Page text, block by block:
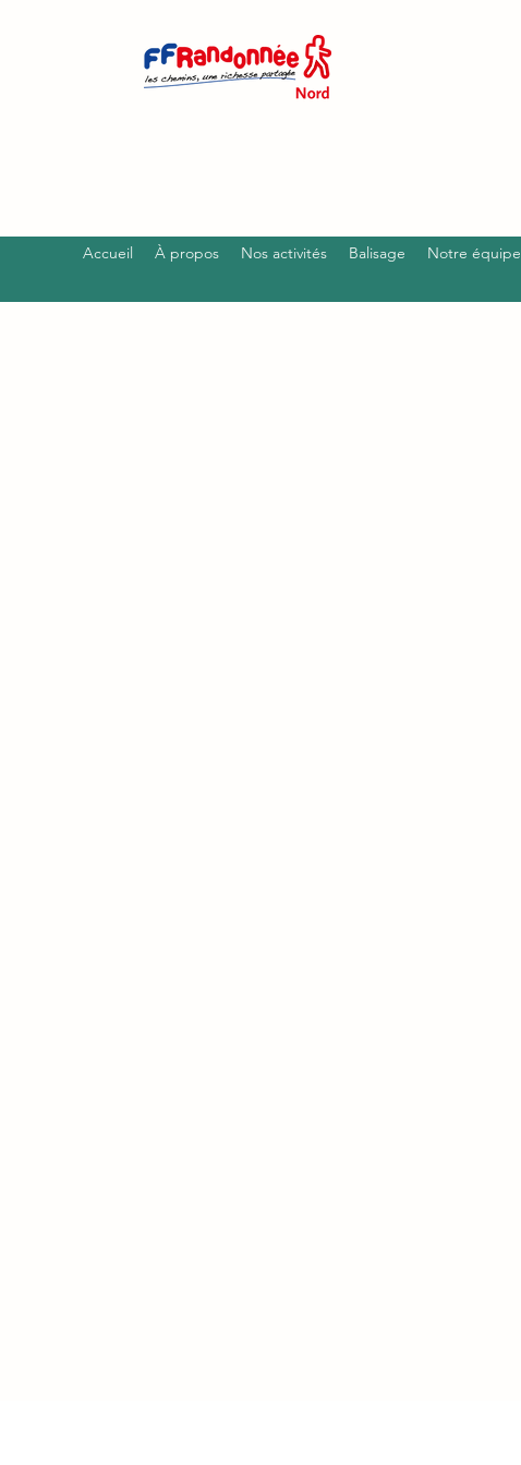
Accueil À propos Nos activités Balisage Notre équipe